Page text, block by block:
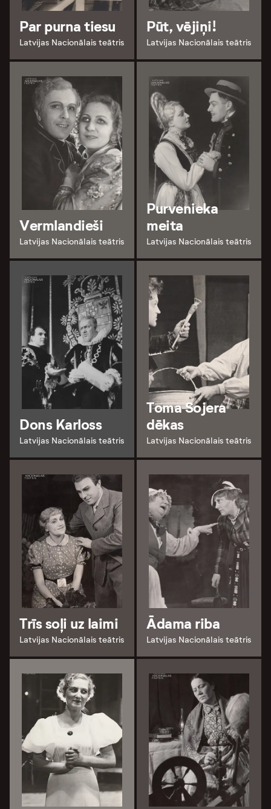
Par purna tiesu
Latvijas Nacionālais teātris
Pūt, vējiņi!
Latvijas Nacionālais teātris
Vermlandieši
Latvijas Nacionālais teātris
Purvenieka
meita
Latvijas Nacionālais teātris
Dons Karloss
Latvijas Nacionālais teātris
Toma Sojera
dēkas
Latvijas Nacionālais teātris
Trīs soļi uz laimi
Latvijas Nacionālais teātris
Ādama riba
Latvijas Nacionālais teātris